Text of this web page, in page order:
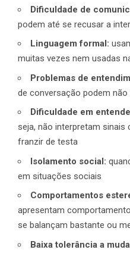
Dificuldade de
podem até se recusar a
Linguagem formal:
muitas vezes nem usadas
Problemas de
de conversação podem
Dificuldade em
seja, não interpretam
franzir de testa
Isolamento social:
em situações sociais
Comportamentos
apresentam
se balançam bastante ou
Baixa tolerância a